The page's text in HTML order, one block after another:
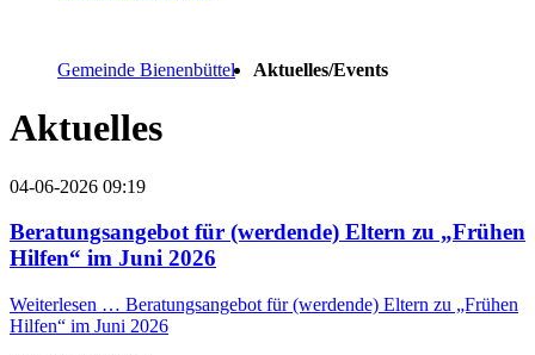
Gemeinde Bienenbüttel Aktuelles/Events
Aktuelles
04-06-2026 09:19
Beratungsangebot für (werdende) Eltern zu „Frühen
Hilfen“ im Juni 2026
Weiterlesen … Beratungsangebot für (werdende) Eltern zu „Frühen
Hilfen“ im Juni 2026